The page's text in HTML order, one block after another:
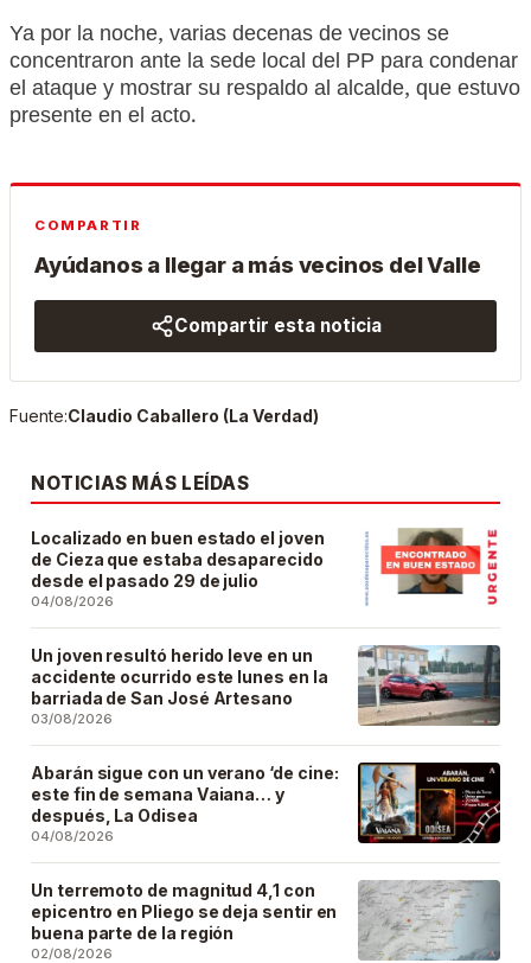
Ya por la noche, varias decenas de vecinos se
concentraron ante la sede local del PP para condenar
el ataque y mostrar su respaldo al alcalde, que estuvo
presente en el acto.
COMPARTIR
Ayúdanos a llegar a más vecinos del Valle
Compartir esta noticia
Fuente:Claudio Caballero (La Verdad)
NOTICIAS MÁS LEÍDAS
Localizado en buen estado el joven
de Cieza que estaba desaparecido
desde el pasado 29 de julio
04/08/2026
Un joven resultó herido leve en un
accidente ocurrido este lunes en la
barriada de San José Artesano
03/08/2026
Abarán sigue con un verano ‘de cine:
este fin de semana Vaiana… y
después, La Odisea
04/08/2026
Un terremoto de magnitud 4,1 con
epicentro en Pliego se deja sentir en
buena parte de la región
02/08/2026